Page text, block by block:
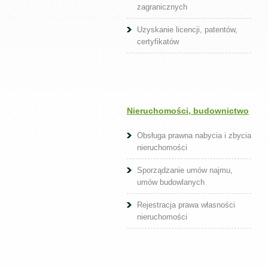
zagranicznych
Uzyskanie licencji, patentów,
certyfikatów
Nieruchomości, budownictwo
Obsługa prawna nabycia i zbycia
nieruchomości
Sporządzanie umów najmu,
umów budowlanych
Rejestracja prawa własności
nieruchomości